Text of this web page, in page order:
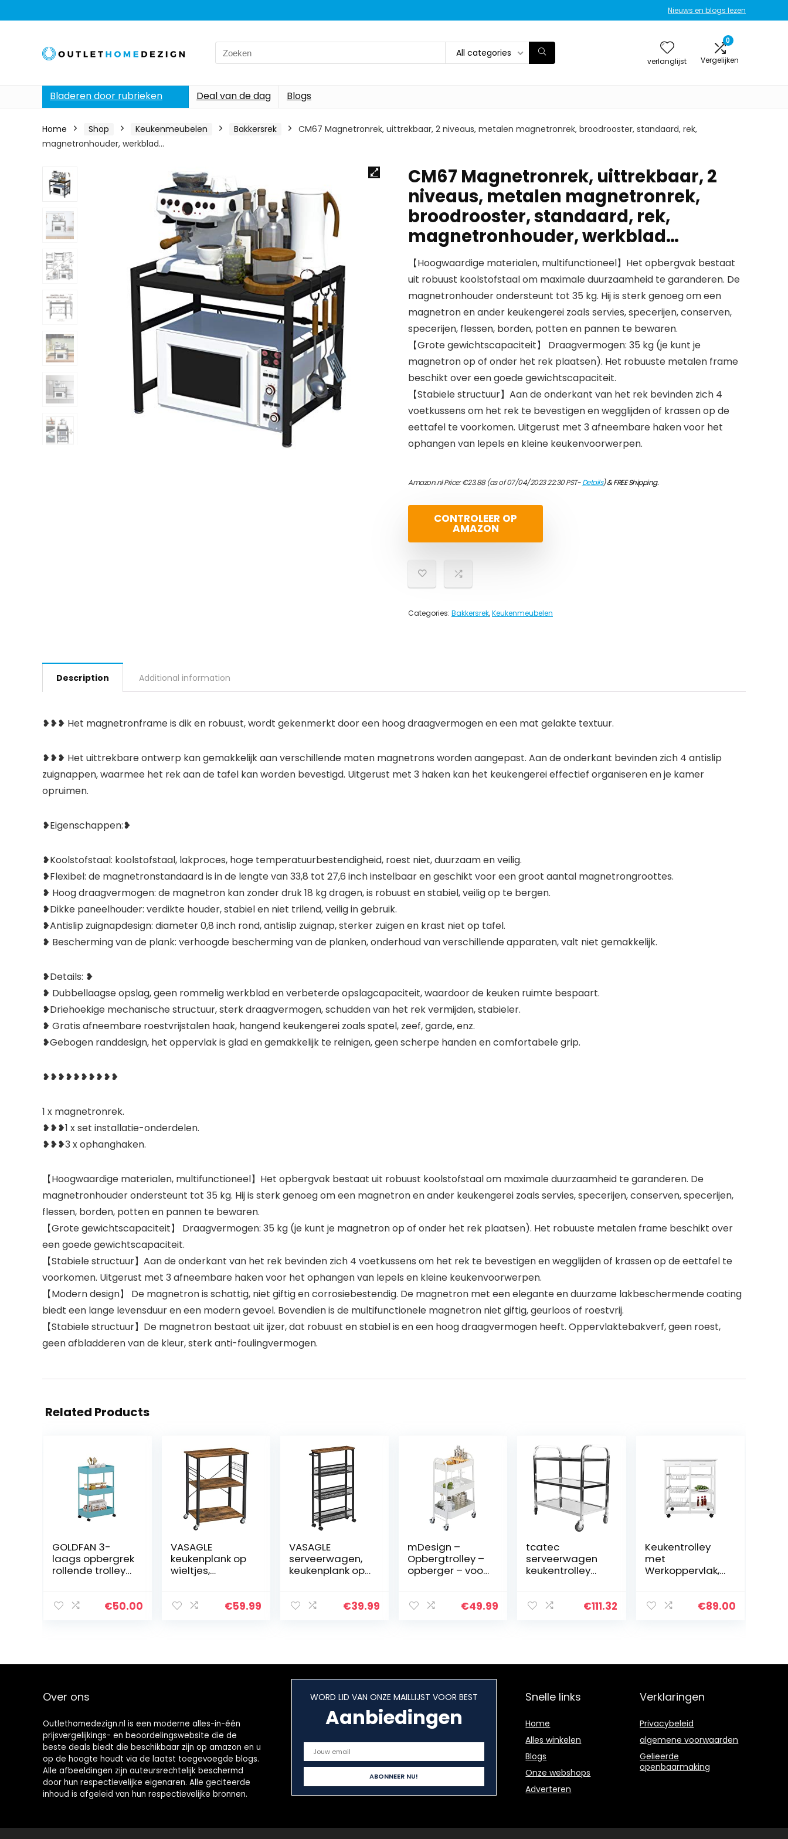
Nieuws en blogs lezen
Search
for:
All categories
verlanglijst
0
Vergelijken
Bladeren door rubrieken Deal van de dag Blogs
Home Shop Keukenmeubelen Bakkersrek
CM67 Magnetronrek, uittrekbaar, 2 niveaus, metalen magnetronrek, broodrooster, standaard, rek,
magnetronhouder, werkblad…
CM67 Magnetronrek, uittrekbaar, 2
niveaus, metalen magnetronrek,
broodrooster, standaard, rek,
magnetronhouder, werkblad…
【Hoogwaardige materialen, multifunctioneel】Het opbergvak bestaat
uit robuust koolstofstaal om maximale duurzaamheid te garanderen. De
magnetronhouder ondersteunt tot 35 kg. Hij is sterk genoeg om een
magnetron en ander keukengerei zoals servies, specerijen, conserven,
specerijen, flessen, borden, potten en pannen te bewaren.
【Grote gewichtscapaciteit】 Draagvermogen: 35 kg (je kunt je
magnetron op of onder het rek plaatsen). Het robuuste metalen frame
beschikt over een goede gewichtscapaciteit.
【Stabiele structuur】Aan de onderkant van het rek bevinden zich 4
voetkussens om het rek te bevestigen en wegglijden of krassen op de
eettafel te voorkomen. Uitgerust met 3 afneembare haken voor het
ophangen van lepels en kleine keukenvoorwerpen.
Amazon.nl Price:€23.88(as of 07/04/2023 22:30 PST-Details)&FREE Shipping.
CONTROLEER OP
AMAZON
Categories: Bakkersrek,Keukenmeubelen
Description Additional information
❥❥❥ Het magnetronframe is dik en robuust, wordt gekenmerkt door een hoog draagvermogen en een mat gelakte textuur.
❥❥❥ Het uittrekbare ontwerp kan gemakkelijk aan verschillende maten magnetrons worden aangepast. Aan de onderkant bevinden zich 4 antislip
zuignappen, waarmee het rek aan de tafel kan worden bevestigd. Uitgerust met 3 haken kan het keukengerei effectief organiseren en je kamer
opruimen.
❥Eigenschappen:❥
❥Koolstofstaal: koolstofstaal, lakproces, hoge temperatuurbestendigheid, roest niet, duurzaam en veilig.
❥Flexibel: de magnetronstandaard is in de lengte van 33,8 tot 27,6 inch instelbaar en geschikt voor een groot aantal magnetrongroottes.
❥ Hoog draagvermogen: de magnetron kan zonder druk 18 kg dragen, is robuust en stabiel, veilig op te bergen.
❥Dikke paneelhouder: verdikte houder, stabiel en niet trilend, veilig in gebruik.
❥Antislip zuignapdesign: diameter 0,8 inch rond, antislip zuignap, sterker zuigen en krast niet op tafel.
❥ Bescherming van de plank: verhoogde bescherming van de planken, onderhoud van verschillende apparaten, valt niet gemakkelijk.
❥Details: ❥
❥ Dubbellaagse opslag, geen rommelig werkblad en verbeterde opslagcapaciteit, waardoor de keuken ruimte bespaart.
❥Driehoekige mechanische structuur, sterk draagvermogen, schudden van het rek vermijden, stabieler.
❥ Gratis afneembare roestvrijstalen haak, hangend keukengerei zoals spatel, zeef, garde, enz.
❥Gebogen randdesign, het oppervlak is glad en gemakkelijk te reinigen, geen scherpe handen en comfortabele grip.
❥❥❥❥❥❥❥❥❥❥
1 x magnetronrek.
❥❥❥1 x set installatie-onderdelen.
❥❥❥3 x ophanghaken.
【Hoogwaardige materialen, multifunctioneel】Het opbergvak bestaat uit robuust koolstofstaal om maximale duurzaamheid te garanderen. De
magnetronhouder ondersteunt tot 35 kg. Hij is sterk genoeg om een magnetron en ander keukengerei zoals servies, specerijen, conserven, specerijen,
flessen, borden, potten en pannen te bewaren.
【Grote gewichtscapaciteit】 Draagvermogen: 35 kg (je kunt je magnetron op of onder het rek plaatsen). Het robuuste metalen frame beschikt over
een goede gewichtscapaciteit.
【Stabiele structuur】Aan de onderkant van het rek bevinden zich 4 voetkussens om het rek te bevestigen en wegglijden of krassen op de eettafel te
voorkomen. Uitgerust met 3 afneembare haken voor het ophangen van lepels en kleine keukenvoorwerpen.
【Modern design】 De magnetron is schattig, niet giftig en corrosiebestendig. De magnetron met een elegante en duurzame lakbeschermende coating
biedt een lange levensduur en een modern gevoel. Bovendien is de multifunctionele magnetron niet giftig, geurloos of roestvrij.
【Stabiele structuur】De magnetron bestaat uit ijzer, dat robuust en stabiel is en een hoog draagvermogen heeft. Oppervlaktebakverf, geen roest,
geen afbladderen van de kleur, sterk anti-foulingvermogen.
Related Products
GOLDFAN 3-
laags opbergrek
rollende trolley
afsluitbare€50.00
VASAGLE
keukenplank op
wieltjes,
magnetronplan
€59.99
VASAGLE
serveerwagen,
keukenplank op
trolley op wielen,
€39.99
mDesign –
Opbergtrolley –
opberger – voor
3 etages en
€49.99
tcatec
serveerwagen
keukentrolley
niveaus roestvrij
€111.32
Keukentrolley
met
Werkoppervlak,
Keukentroley
€89.00
Over ons
Outlethomedezign.nl is een moderne alles-in-één
prijsvergelijkings- en beoordelingswebsite die de
beste deals biedt die beschikbaar zijn op amazon en u
op de hoogte houdt via de laatst toegevoegde blogs.
Alle afbeeldingen zijn auteursrechtelijk beschermd
door hun respectievelijke eigenaren. Alle geciteerde
inhoud is afgeleid van hun respectievelijke bronnen.
WORD LID VAN ONZE MAILLIJST VOOR BEST
Aanbiedingen
Snelle links
Home
Alles winkelen
Blogs
Onze webshops
Adverteren
Verklaringen
Privacybeleid
algemene voorwaarden
Gelieerde
openbaarmaking